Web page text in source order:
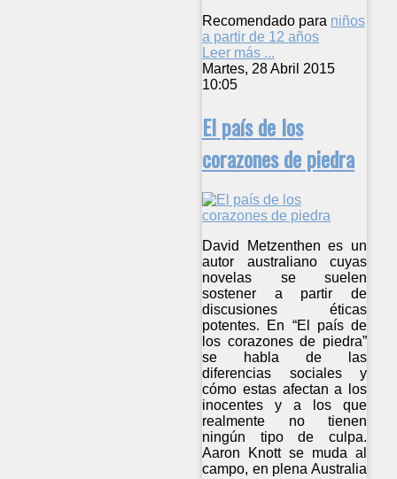
Recomendado para niños
a partir de 12 años
Leer más ...
Martes, 28 Abril 2015
10:05
El país de los
corazones de piedra
David Metzenthen es un
autor australiano cuyas
novelas se suelen
sostener a partir de
discusiones éticas
potentes. En “El país de
los corazones de piedra”
se habla de las
diferencias sociales y
cómo estas afectan a los
inocentes y a los que
realmente no tienen
ningún tipo de culpa.
Aaron Knott se muda al
campo, en plena Australia